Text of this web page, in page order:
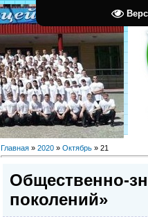
Главная » 2020 » Октябрь » 21
Общественно-
поколений»